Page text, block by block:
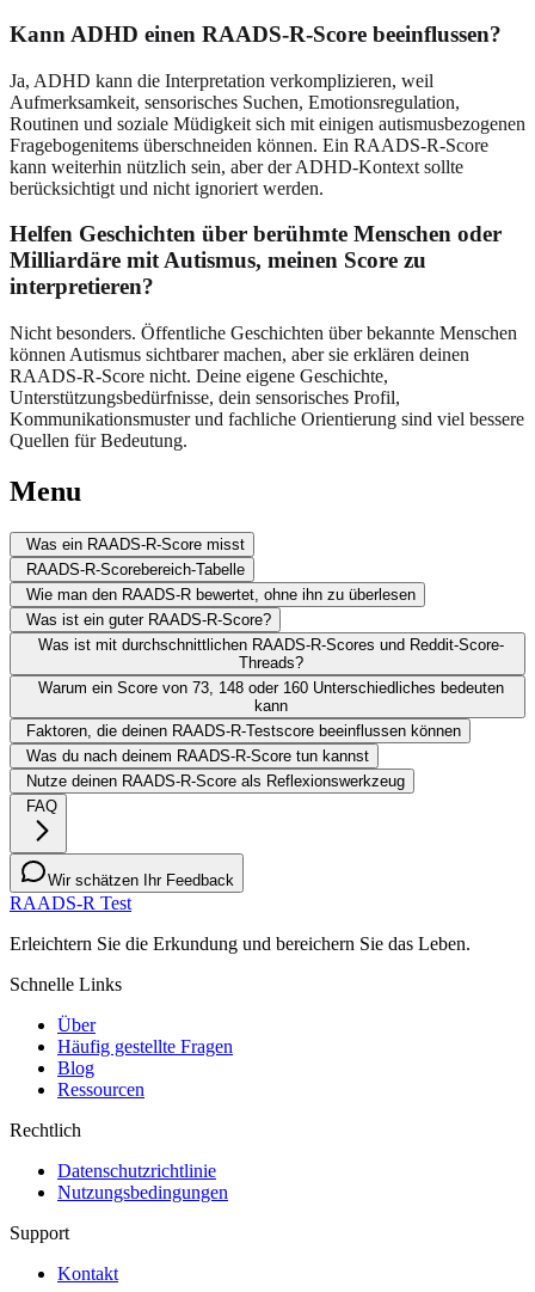
Kann ADHD einen RAADS-R-Score beeinflussen?
Ja, ADHD kann die Interpretation verkomplizieren, weil
Aufmerksamkeit, sensorisches Suchen, Emotionsregulation,
Routinen und soziale Müdigkeit sich mit einigen autismusbezogenen
Fragebogenitems überschneiden können. Ein RAADS-R-Score
kann weiterhin nützlich sein, aber der ADHD-Kontext sollte
berücksichtigt und nicht ignoriert werden.
Helfen Geschichten über berühmte Menschen oder
Milliardäre mit Autismus, meinen Score zu
interpretieren?
Nicht besonders. Öffentliche Geschichten über bekannte Menschen
können Autismus sichtbarer machen, aber sie erklären deinen
RAADS-R-Score nicht. Deine eigene Geschichte,
Unterstützungsbedürfnisse, dein sensorisches Profil,
Kommunikationsmuster und fachliche Orientierung sind viel bessere
Quellen für Bedeutung.
Menu
Was ein RAADS-R-Score misst
RAADS-R-Scorebereich-Tabelle
Wie man den RAADS-R bewertet, ohne ihn zu überlesen
Was ist ein guter RAADS-R-Score?
Was ist mit durchschnittlichen RAADS-R-Scores und Reddit-Score-
Threads?
Warum ein Score von 73, 148 oder 160 Unterschiedliches bedeuten
kann
Faktoren, die deinen RAADS-R-Testscore beeinflussen können
Was du nach deinem RAADS-R-Score tun kannst
Nutze deinen RAADS-R-Score als Reflexionswerkzeug
FAQ
Wir schätzen Ihr Feedback
RAADS-R Test
Erleichtern Sie die Erkundung und bereichern Sie das Leben.
Schnelle Links
Über
Häufig gestellte Fragen
Blog
Ressourcen
Rechtlich
Datenschutzrichtlinie
Nutzungsbedingungen
Support
Kontakt